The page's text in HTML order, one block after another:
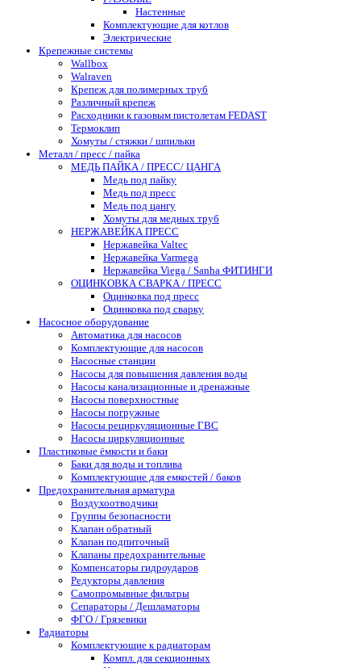
Настенные
Комплектующие для котлов
Электрические
Крепежные системы
Wallbox
Walraven
Крепеж для полимерных труб
Различный крепеж
Расходники к газовым пистолетам FEDAST
Термоклип
Хомуты / стяжки / шпильки
Металл / пресс / пайка
МЕДЬ ПАЙКА / ПРЕСС/ ЦАНГА
Медь под пайку
Медь под пресс
Медь под цангу
Хомуты для медных труб
НЕРЖАВЕЙКА ПРЕСС
Нержавейка Valtec
Нержавейка Varmega
Нержавейка Viega / Sanha ФИТИНГИ
ОЦИНКОВКА СВАРКА / ПРЕСС
Оцинковка под пресс
Оцинковка под сварку
Насосное оборудование
Автоматика для насосов
Комплектующие для насосов
Насосные станции
Насосы для повышения давления воды
Насосы канализационные и дренажные
Насосы поверхностные
Насосы погружные
Насосы рециркуляционные ГВС
Насосы циркуляционные
Пластиковые ёмкости и баки
Баки для воды и топлива
Комплектующие для емкостей / баков
Предохранительная арматура
Воздухоотводчики
Группы безопасности
Клапан обратный
Клапан подпиточный
Клапаны предохранительные
Компенсаторы гидроударов
Редукторы давления
Самопромывные фильтры
Сепараторы / Дешламаторы
ФГО / Грязевики
Радиаторы
Комплектующие к радиаторам
Компл. для секционных